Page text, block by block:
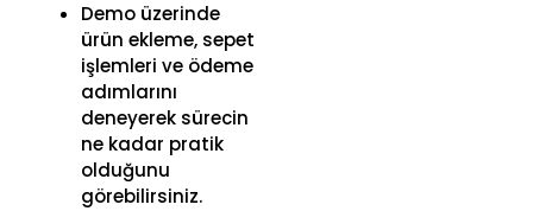
Demo üzerinde
ürün ekleme, sepet
işlemleri ve ödeme
adımlarını
deneyerek sürecin
ne kadar pratik
olduğunu
görebilirsiniz.